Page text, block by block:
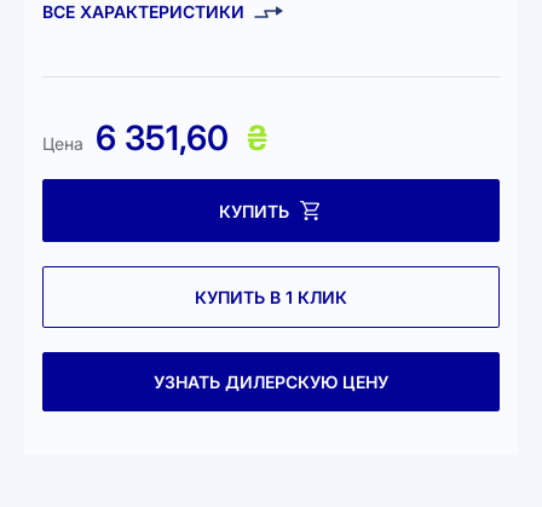
ВСЕ ХАРАКТЕРИСТИКИ
Цена 6 351,60 ₴
КУПИТЬ
КУПИТЬ В 1 КЛИК
УЗНАТЬ ДИЛЕРСКУЮ ЦЕНУ